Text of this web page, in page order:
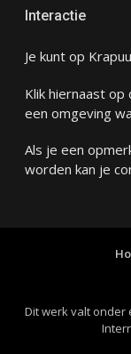
Interactie
Je kunt op
Klik hiernaast op
een omgeving
Als je een
worden kan je
Dit werk valt onder